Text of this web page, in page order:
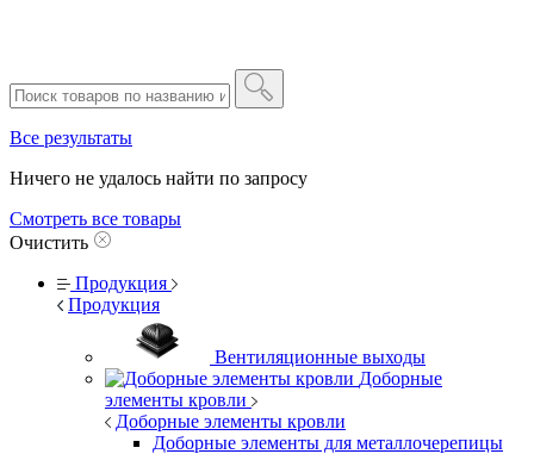
Все результаты
Ничего не удалось найти по запросу
Смотреть все товары
Очистить
Продукция
Продукция
Вентиляционные выходы
Доборные
элементы кровли
Доборные элементы кровли
Доборные элементы для металлочерепицы